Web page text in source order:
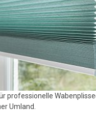
professionelle
Umland.